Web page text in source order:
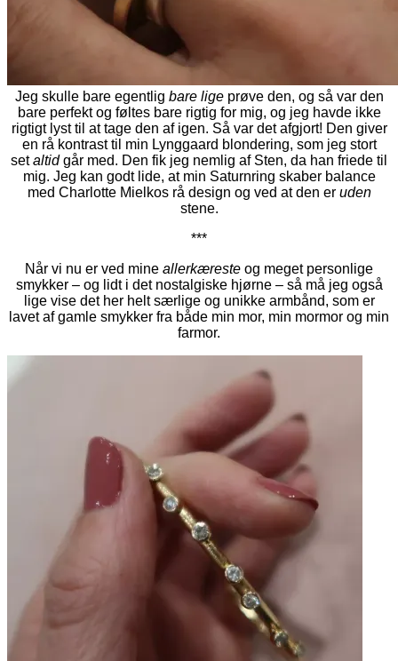
Jeg skulle bare egentlig bare ligeprøve den, og så var den
bare perfekt og føltes bare rigtig for mig, og jeg havde ikke
rigtigt lyst til at tage den af igen. Så var det afgjort! Den giver
en rå kontrast til min Lynggaard blondering, som jeg stort
setaltidgår med. Den fik jeg nemlig af Sten, da han friede til
mig. Jeg kan godt lide, at min Saturnring skaber balance
med Charlotte Mielkos rå design og ved at den er uden
stene.
***
Når vi nu er ved mine allerkæreste og meget personlige
smykker – og lidt i det nostalgiske hjørne – så må jeg også
lige vise det her helt særlige og unikke armbånd, som er
lavet af gamle smykker fra både min mor, min mormor og min
farmor.